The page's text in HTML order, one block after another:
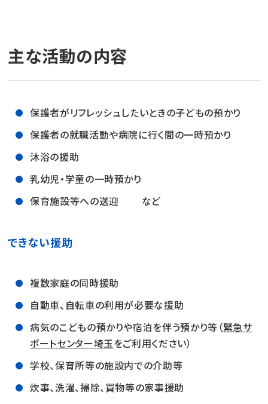
主な活動の内容
保護者がリフレッシュしたいときの子どもの預かり
保護者の就職活動や病院に行く間の一時預かり
沐浴の援助
乳幼児・学童の一時預かり
保育施設等への送迎 など
できない援助
複数家庭の同時援助
自動車、自転車の利用が必要な援助
病気のこどもの預かりや宿泊を伴う預かり等（緊急サ
ポートセンター埼玉をご利用ください）
学校、保育所等の施設内での介助等
炊事、洗濯、掃除、買物等の家事援助